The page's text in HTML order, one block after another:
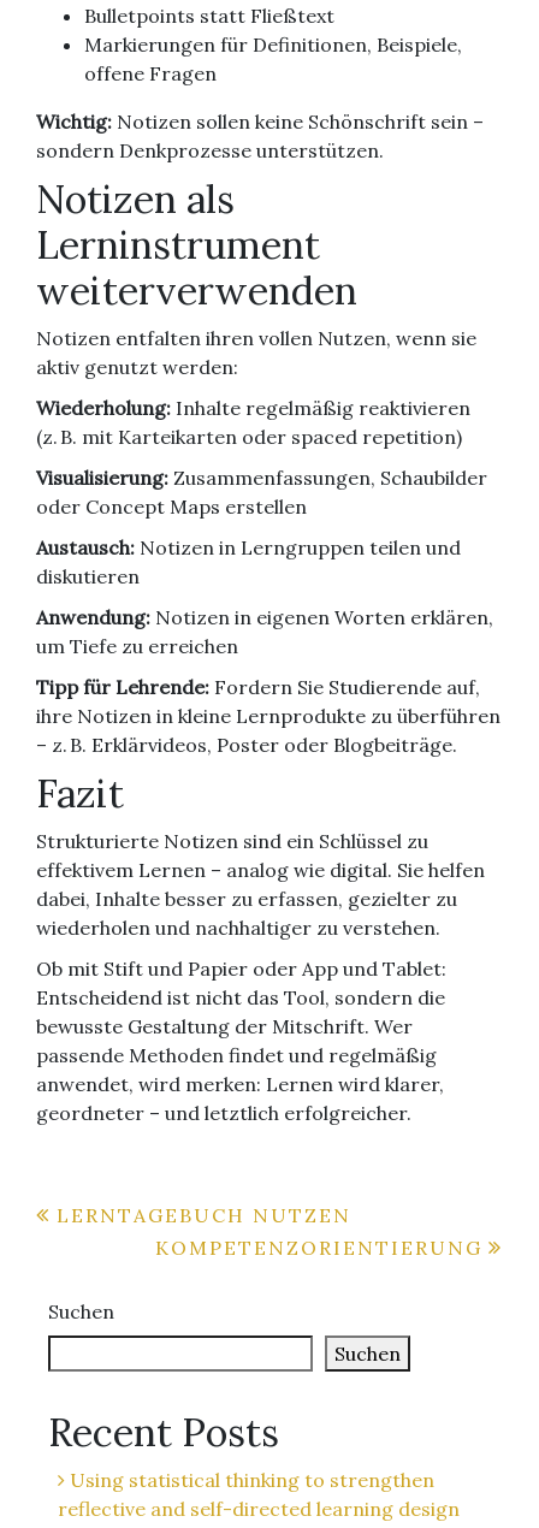
Bulletpoints statt Fließtext
Markierungen für Definitionen, Beispiele,
offene Fragen
Wichtig: Notizen sollen keine Schönschrift sein –
sondern Denkprozesse unterstützen.
Notizen als
Lerninstrument
weiterverwenden
Notizen entfalten ihren vollen Nutzen, wenn sie
aktiv genutzt werden:
Wiederholung: Inhalte regelmäßig reaktivieren
(z. B. mit Karteikarten oder spaced repetition)
Visualisierung: Zusammenfassungen, Schaubilder
oder Concept Maps erstellen
Austausch: Notizen in Lerngruppen teilen und
diskutieren
Anwendung: Notizen in eigenen Worten erklären,
um Tiefe zu erreichen
Tipp für Lehrende: Fordern Sie Studierende auf,
ihre Notizen in kleine Lernprodukte zu überführen
– z. B. Erklärvideos, Poster oder Blogbeiträge.
Fazit
Strukturierte Notizen sind ein Schlüssel zu
effektivem Lernen – analog wie digital. Sie helfen
dabei, Inhalte besser zu erfassen, gezielter zu
wiederholen und nachhaltiger zu verstehen.
Ob mit Stift und Papier oder App und Tablet:
Entscheidend ist nicht das Tool, sondern die
bewusste Gestaltung der Mitschrift. Wer
passende Methoden findet und regelmäßig
anwendet, wird merken: Lernen wird klarer,
geordneter – und letztlich erfolgreicher.
Beitragsnavigation
LERNTAGEBUCH NUTZEN
KOMPETENZORIENTIERUNG
Suchen
Suchen
Recent Posts
Using statistical thinking to strengthen
reflective and self-directed learning design